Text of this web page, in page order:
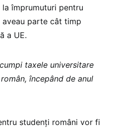
împrumuturi pentru
parte cât timp
a UE.
taxele universitare
începând de anul
studenți români vor fi